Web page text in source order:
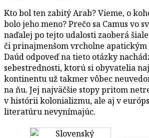
Kto bol ten zabitý Arab? Vieme, o
bolo jeho meno? Prečo sa Camus vo
naďalej po tejto udalosti zaoberá
či prinajmenšom vrcholne
Daúd odpoveď na tieto otázky
sebestrednosti, ktorú si obyvatelia
kontinentu už takmer vôbec
na ňu. Jej najväčšie stopy pritom
v histórii kolonializmu, ale aj v
literatúru nevynímajúc.